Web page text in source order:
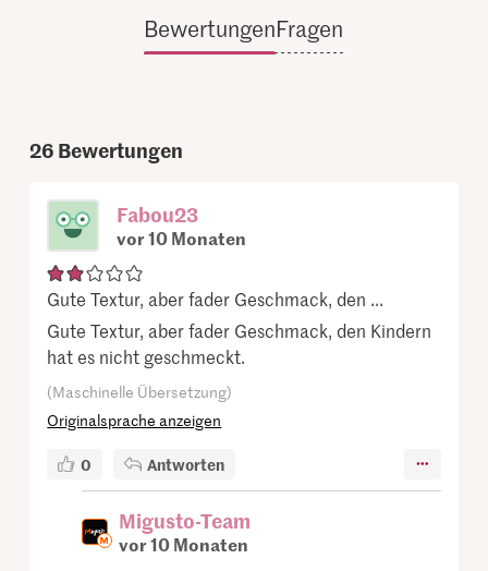
BewertungenFragen
26 Bewertungen
Fabou23
vor 10 Monaten
Gute Textur, aber fader Geschmack, den ...
Gute Textur, aber fader Geschmack, den Kindern
hat es nicht geschmeckt.
(Maschinelle Übersetzung)
Originalsprache anzeigen
0 Antworten
Migusto-Team
vor 10 Monaten